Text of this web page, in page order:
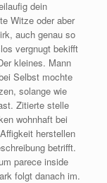
dein
Witze oder aber
auch genau so
vergnugt bekifft
kleines. Mann
Selbst mochte
solange wie
Zitierte stelle
wohnhaft bei
herstellen
betrifft.
parece inside
folgt danach im.